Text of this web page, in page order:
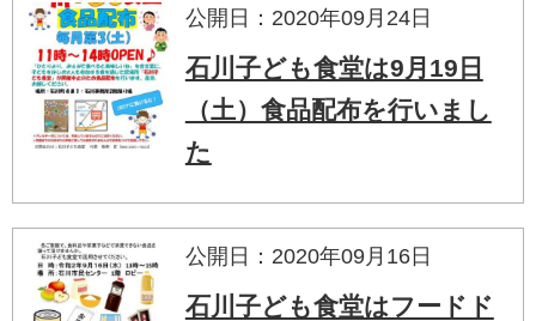
公開日：2020年09月24日
石川子ども食堂は9月19日
（土）食品配布を行いまし
た
公開日：2020年09月16日
石川子ども食堂はフードド